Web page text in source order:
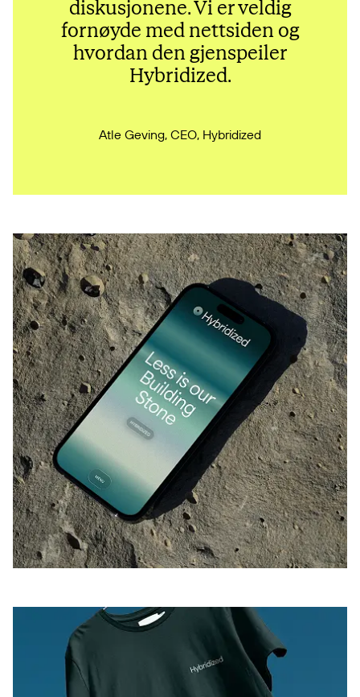
diskusjonene. Vi er veldig
fornøyde med nettsiden og
hvordan den gjenspeiler
Hybridized.
Atle Geving, CEO, Hybridized